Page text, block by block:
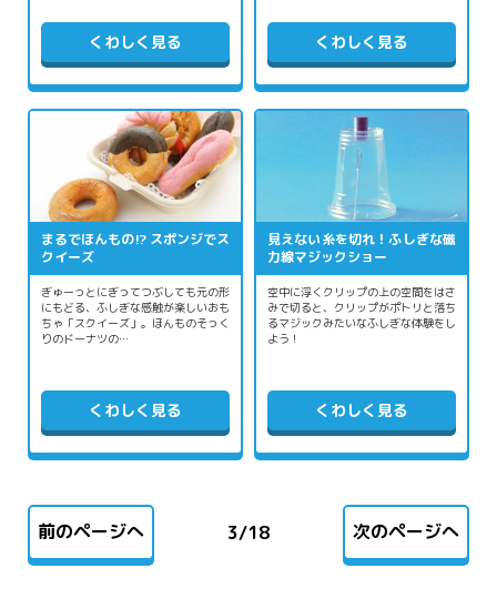
くわしく見る くわしく見る
まるでほんもの!? スポンジでス
クイーズ
ぎゅーっとにぎってつぶしても元の形
にもどる、ふしぎな感触が楽しいおも
ちゃ「スクイーズ」。ほんものそっく
りのドーナツの…
くわしく見る
見えない糸を切れ！ふしぎな磁
力線マジックショー
空中に浮くクリップの上の空間をはさ
みで切ると、クリップがポトリと落ち
るマジックみたいなふしぎな体験をし
よう！
くわしく見る
前のページへ 次のページへ
3/18